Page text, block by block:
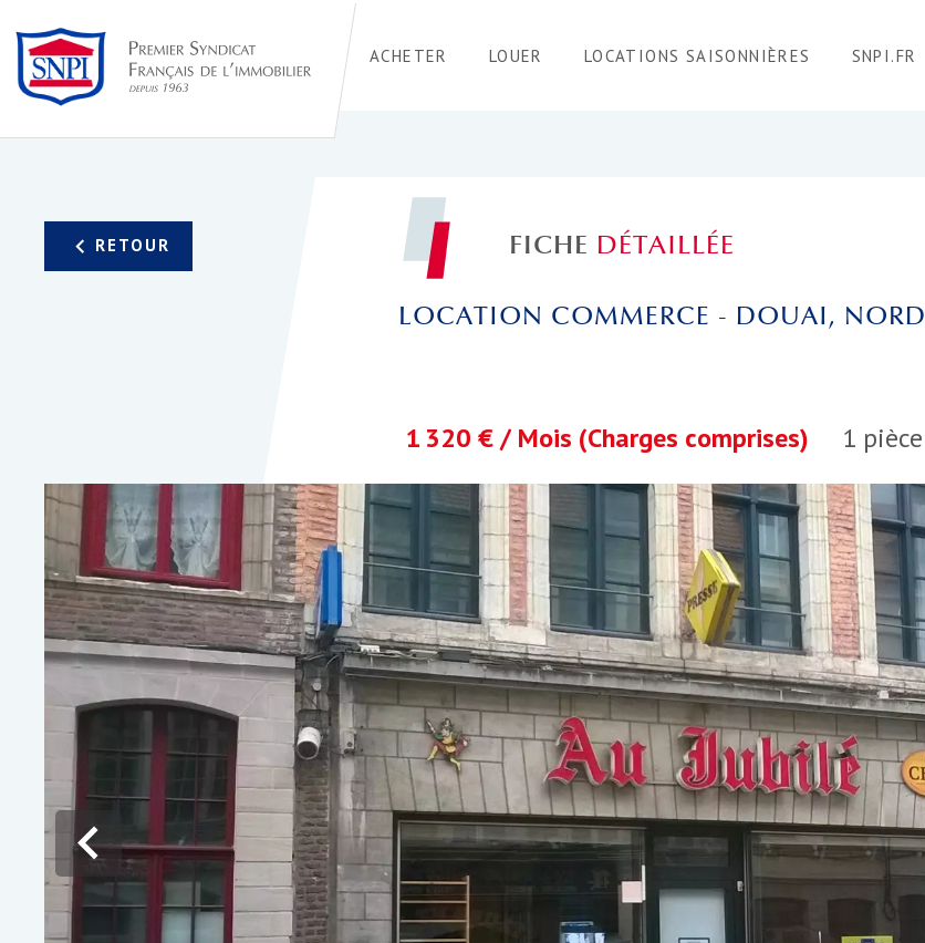
ACHETER LOUER LOCATIONS SAISONNIÈRES SNPI.FR
FICHE DÉTAILLÉE
LOCATION COMMERCE - DOUAI, NORD
1 pièce
1 320 € / Mois (Charges comprises)